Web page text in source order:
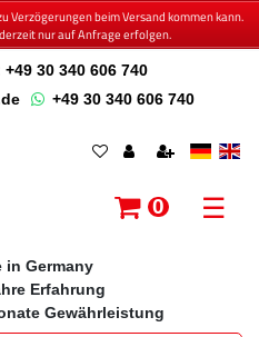
Verzögerungen beim Versand kommen kann.
nur auf Anfrage erfolgen.
30 340 606 740
+49 30 340 606 740
in Germany
Erfahrung
Gewährleistung
0 ☰